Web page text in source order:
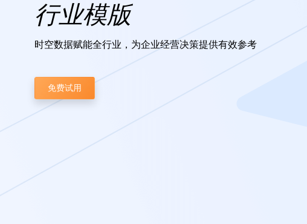
行业模版
时空数据赋能全行业，为企业经营决策提供有效参考
免费试用